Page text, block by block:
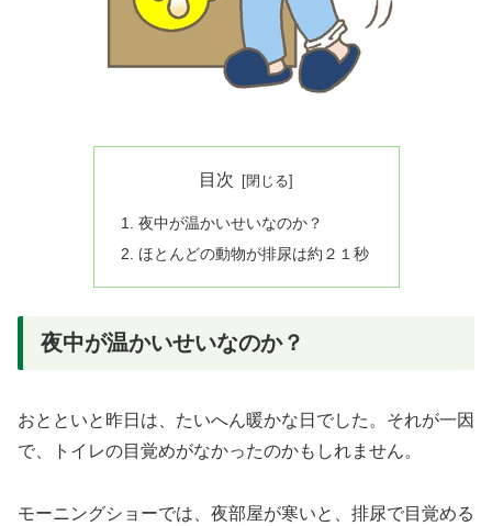
目次
夜中が温かいせいなのか？
ほとんどの動物が排尿は約２１秒
夜中が温かいせいなのか？
おとといと昨日は、たいへん暖かな日でした。それが一因
で、トイレの目覚めがなかったのかもしれません。
モーニングショーでは、夜部屋が寒いと、排尿で目覚める